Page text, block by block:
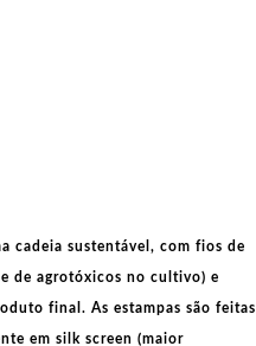
cadeia sustentável, com fios de
de agrotóxicos no cultivo) e
final. As estampas são feitas
em silk screen (maior